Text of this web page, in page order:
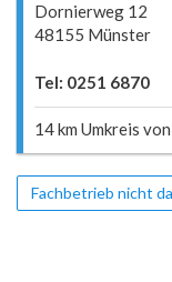
Dornierweg 12
48155 Münster
Tel: 0251 6870
14 km Umkreis
Fachbetrieb nicht